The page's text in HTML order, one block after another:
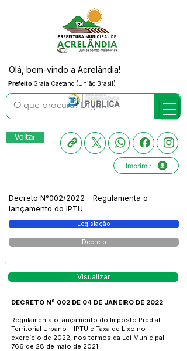
Prefeito Graia Caetano (União Brasil)
Olá, bem-vindo a Acrelândia!
Voltar
Imprimir
Decreto N°002/2022 - Regulamenta o
lançamento do IPTU
Legislação
Decreto
Visualizar
DECRETO Nº 002 DE 04 DE JANEIRO DE 2022
Regulamenta o lançamento do Imposto Predial
Territorial Urbano – IPTU e Taxa de Lixo no
exercício de 2022, nos termos da Lei Municipal
766 de 28 de maio de 2021.